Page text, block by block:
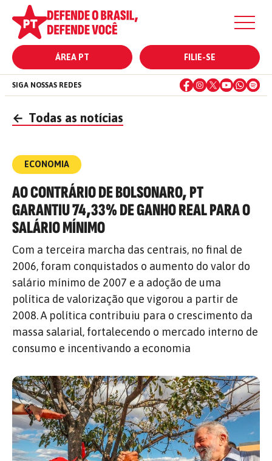
ÁREA PT FILIE-SE
SIGA NOSSAS REDES
← Todas as notícias
ECONOMIA
AO CONTRÁRIO DE BOLSONARO, PT
GARANTIU 74,33% DE GANHO REAL PARA O
SALÁRIO MÍNIMO
Com a terceira marcha das centrais, no final de
2006, foram conquistados o aumento do valor do
salário mínimo de 2007 e a adoção de uma
política de valorização que vigorou a partir de
2008. A política contribuiu para o crescimento da
massa salarial, fortalecendo o mercado interno de
consumo e incentivando a economia